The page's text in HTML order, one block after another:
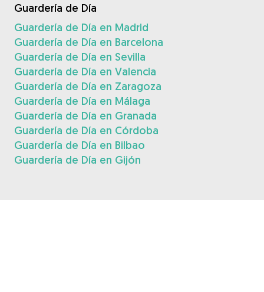
Guardería de Día
Guardería de Día en Madrid
Guardería de Día en Barcelona
Guardería de Día en Sevilla
Guardería de Día en Valencia
Guardería de Día en Zaragoza
Guardería de Día en Málaga
Guardería de Día en Granada
Guardería de Día en Córdoba
Guardería de Día en Bilbao
Guardería de Día en Gijón